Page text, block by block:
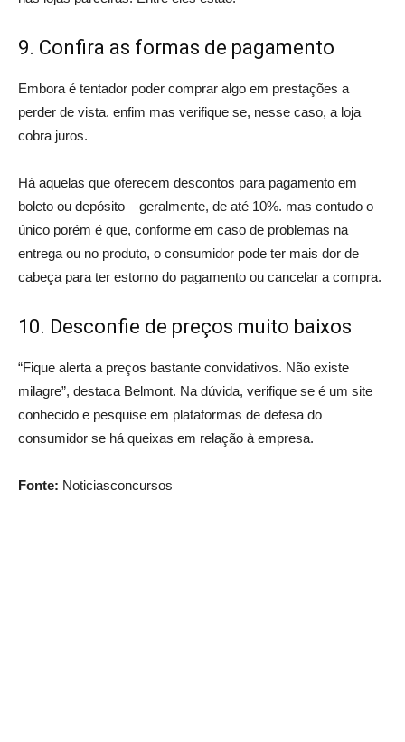
9. Confira as formas de pagamento
Embora é tentador poder comprar algo em prestações a
perder de vista. enfim mas verifique se, nesse caso, a loja
cobra juros.
Há aquelas que oferecem descontos para pagamento em
boleto ou depósito – geralmente, de até 10%. mas contudo o
único porém é que, conforme em caso de problemas na
entrega ou no produto, o consumidor pode ter mais dor de
cabeça para ter estorno do pagamento ou cancelar a compra.
10. Desconfie de preços muito baixos
“Fique alerta a preços bastante convidativos. Não existe
milagre”, destaca Belmont. Na dúvida, verifique se é um site
conhecido e pesquise em plataformas de defesa do
consumidor se há queixas em relação à empresa.
Fonte: Noticiasconcursos